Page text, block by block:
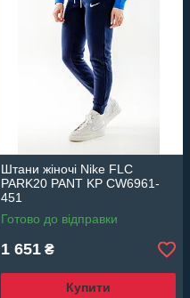
Штани жіночі Nike FLC
PARK20 PANT KP CW6961-
451
Готово до відправки
1 651 ₴
Купити